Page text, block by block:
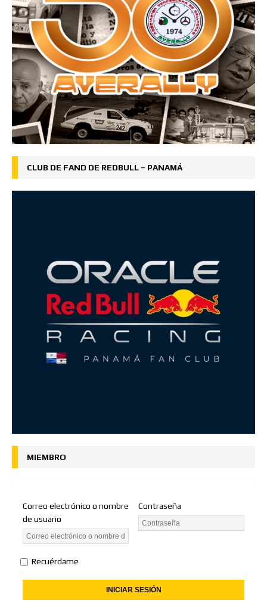
CLUB DE FAND DE REDBULL – PANAMÁ
MIEMBRO
Correo electrónico o nombre
de usuario
Contraseña
Recuérdame